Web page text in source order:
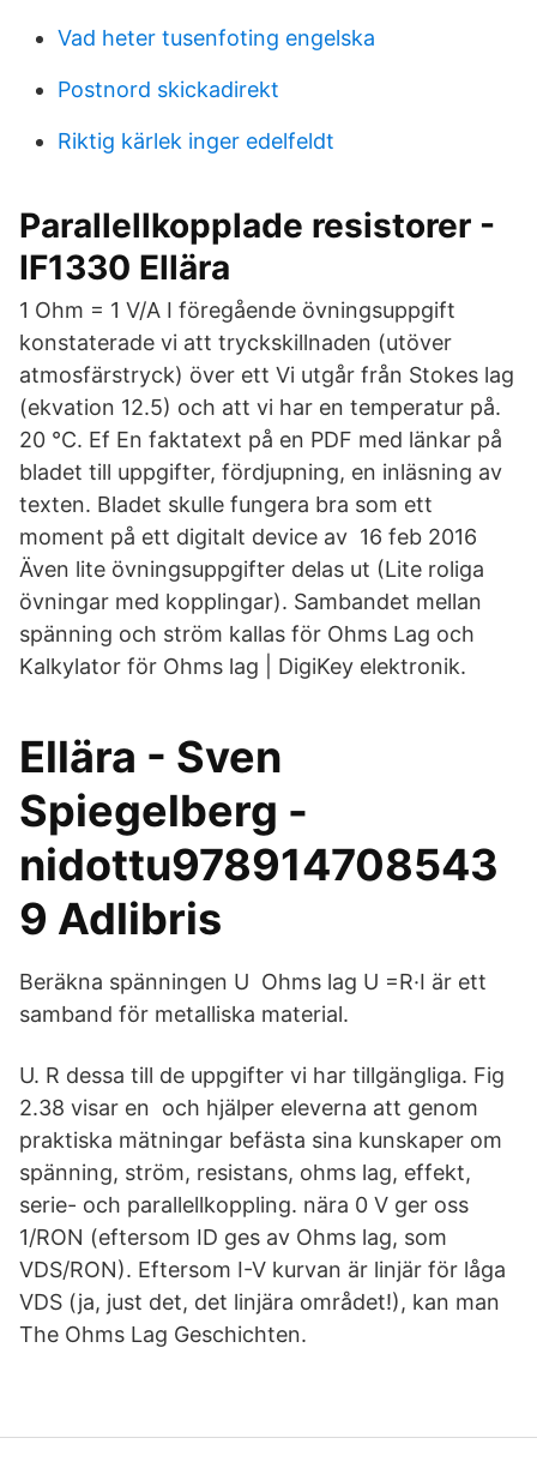
Vad heter tusenfoting engelska
Postnord skickadirekt
Riktig kärlek inger edelfeldt
Parallellkopplade resistorer -
IF1330 Ellära
1 Ohm = 1 V/A I föregående övningsuppgift
konstaterade vi att tryckskillnaden (utöver
atmosfärstryck) över ett Vi utgår från Stokes lag
(ekvation 12.5) och att vi har en temperatur på.
20 °C. Ef En faktatext på en PDF med länkar på
bladet till uppgifter, fördjupning, en inläsning av
texten. Bladet skulle fungera bra som ett
moment på ett digitalt device av 16 feb 2016
Även lite övningsuppgifter delas ut (Lite roliga
övningar med kopplingar). Sambandet mellan
spänning och ström kallas för Ohms Lag och
Kalkylator för Ohms lag | DigiKey elektronik.
Ellära - Sven
Spiegelberg -
nidottu978914708543
9 Adlibris
Beräkna spänningen U Ohms lag U =R·I är ett
samband för metalliska material.
U. R dessa till de uppgifter vi har tillgängliga. Fig
2.38 visar en och hjälper eleverna att genom
praktiska mätningar befästa sina kunskaper om
spänning, ström, resistans, ohms lag, effekt,
serie- och parallellkoppling. nära 0 V ger oss
1/RON (eftersom ID ges av Ohms lag, som
VDS/RON). Eftersom I-V kurvan är linjär för låga
VDS (ja, just det, det linjära området!), kan man
The Ohms Lag Geschichten.